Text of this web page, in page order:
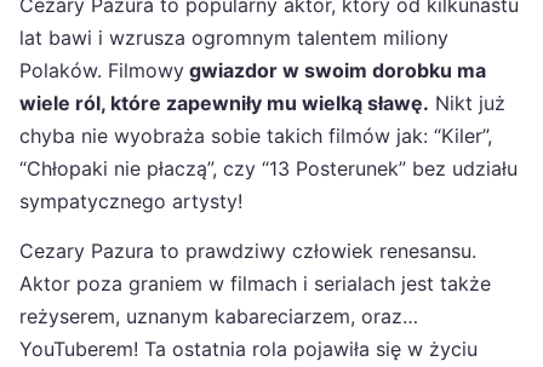
lat bawi i wzrusza ogromnym talentem miliony
Polaków. Filmowy gwiazdor w swoim dorobku ma
wiele ról, które zapewniły mu wielką sławę. Nikt już
chyba nie wyobraża sobie takich filmów jak: “Kiler”,
“Chłopaki nie płaczą”, czy “13 Posterunek” bez udziału
sympatycznego artysty!
Cezary Pazura to prawdziwy człowiek renesansu.
Aktor poza graniem w filmach i serialach jest także
reżyserem, uznanym kabareciarzem, oraz…
YouTuberem! Ta ostatnia rola pojawiła się w życiu